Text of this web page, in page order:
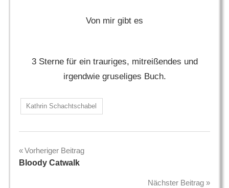
Von mir gibt es
3 Sterne für ein trauriges, mitreißendes und
irgendwie gruseliges Buch.
Kathrin Schachtschabel
Beitragsnavigation
Vorheriger Beitrag
Bloody Catwalk
Nächster Beitrag